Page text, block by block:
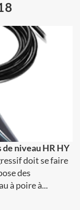
niveau HR HY
doit se faire
des
à poire à...